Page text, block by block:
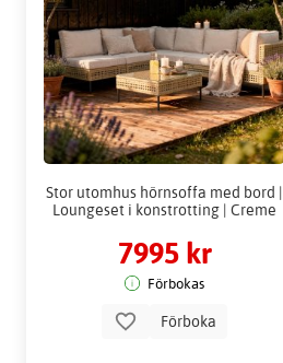
Stor utomhus hörnsoffa med bord |
Loungeset i konstrotting | Creme
7995 kr
Förbokas
Förboka